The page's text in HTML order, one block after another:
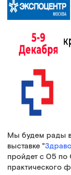
Мы будем рады
выставке "
пройдет с 05 по
практического